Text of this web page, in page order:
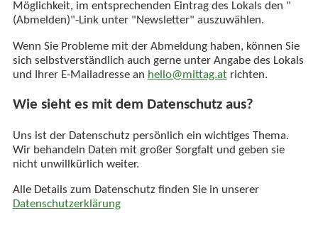
Möglichkeit, im entsprechenden Eintrag des Lokals den "
(Abmelden)"-Link unter "Newsletter" auszuwählen.
Wenn Sie Probleme mit der Abmeldung haben, können Sie
sich selbstverständlich auch gerne unter Angabe des Lokals
und Ihrer E-Mailadresse an hello@mittag.atrichten.
Wie sieht es mit dem Datenschutz aus?
Uns ist der Datenschutz persönlich ein wichtiges Thema.
Wir behandeln Daten mit großer Sorgfalt und geben sie
nicht unwillkürlich weiter.
Alle Details zum Datenschutz finden Sie in unserer
Datenschutzerklärung